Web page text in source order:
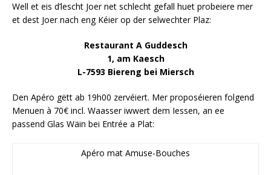
Well et eis d’lescht Joer net schlecht gefall huet probeiere mer
et dest Joer nach eng Kéier op der selwechter Plaz:
Restaurant A Guddesch
1, am Kaesch
L-7593 Biereng bei Miersch
Den Apéro gëtt ab 19h00 zervéiert. Mer proposéieren folgend
Menuen à 70€ incl. Waasser iwwert dem Iessen, an ee
passend Glas Wäin bei Entrée a Plat:
Apéro mat Amuse-Bouches